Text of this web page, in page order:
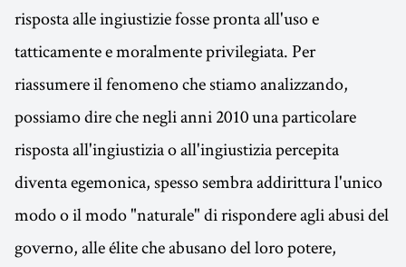
risposta alle ingiustizie fosse pronta all'uso e
tatticamente e moralmente privilegiata. Per
riassumere il fenomeno che stiamo analizzando,
possiamo dire che negli anni 2010 una particolare
risposta all'ingiustizia o all'ingiustizia percepita
diventa egemonica, spesso sembra addirittura l'unico
modo o il modo "naturale" di rispondere agli abusi del
governo, alle élite che abusano del loro potere,